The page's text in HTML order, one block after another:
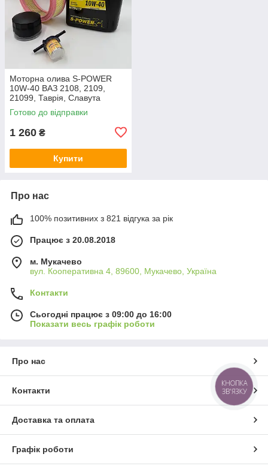
Моторна олива S-POWER
10W-40 ВАЗ 2108, 2109,
21099, Таврія, Славута
карбюратор комплект фільтр
масляний, повітряний,
Готово до відправки
1 260 ₴
Купити
Про нас
100% позитивних з 821 відгука за рік
Працює з 20.08.2018
м. Мукачево
вул. Кооперативна 4, 89600, Мукачево, Україна
Контакти
Сьогодні працює з 09:00 до 16:00
Показати весь графік роботи
Про нас
Контакти
Доставка та оплата
Графік роботи
КНОПКА
ЗВ'ЯЗКУ